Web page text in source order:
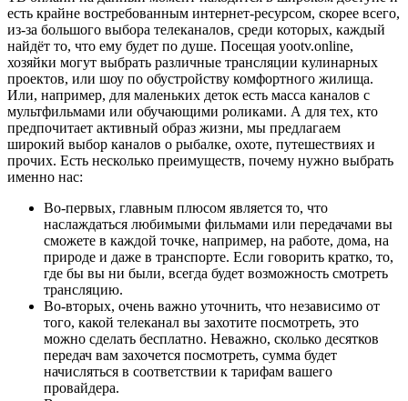
есть крайне востребованным интернет-ресурсом, скорее всего,
из-за большого выбора телеканалов, среди которых, каждый
найдёт то, что ему будет по душе. Посещая yootv.online,
хозяйки могут выбрать различные трансляции кулинарных
проектов, или шоу по обустройству комфортного жилища.
Или, например, для маленьких деток есть масса каналов с
мультфильмами или обучающими роликами. А для тех, кто
предпочитает активный образ жизни, мы предлагаем
широкий выбор каналов о рыбалке, охоте, путешествиях и
прочих. Есть несколько преимуществ, почему нужно выбрать
именно нас:
Во-первых, главным плюсом является то, что
наслаждаться любимыми фильмами или передачами вы
сможете в каждой точке, например, на работе, дома, на
природе и даже в транспорте. Если говорить кратко, то,
где бы вы ни были, всегда будет возможность смотреть
трансляцию.
Во-вторых, очень важно уточнить, что независимо от
того, какой телеканал вы захотите посмотреть, это
можно сделать бесплатно. Неважно, сколько десятков
передач вам захочется посмотреть, сумма будет
начисляться в соответствии к тарифам вашего
провайдера.